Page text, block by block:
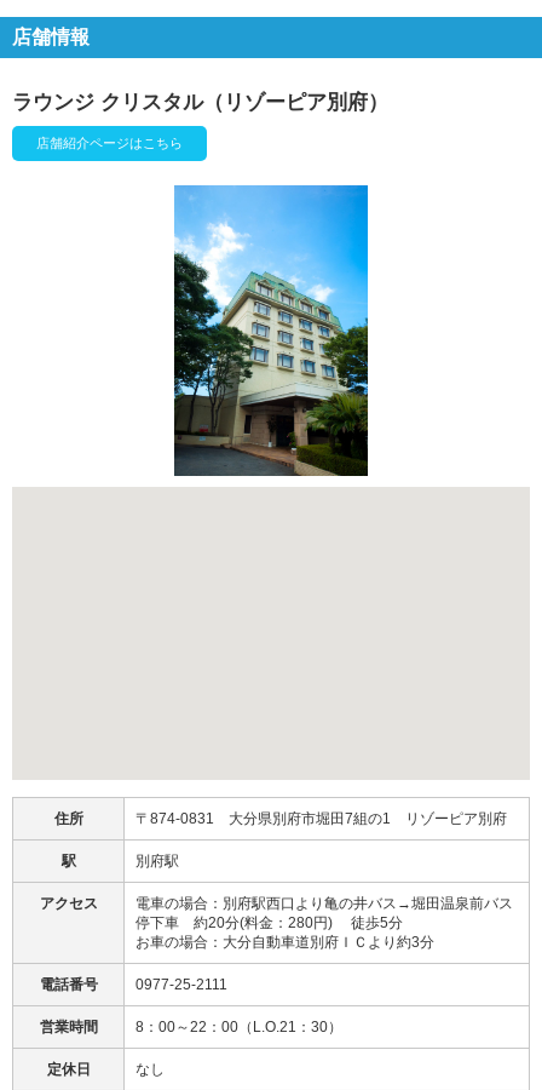
店舗情報
ラウンジ クリスタル（リゾーピア別府）
店舗紹介ページはこちら
住所 〒874-0831 大分県別府市堀田7組の1 リゾーピア別府
駅 別府駅
アクセス
電車の場合：別府駅西口より亀の井バス→堀田温泉前バス
停下車 約20分(料金：280円) 徒歩5分
お車の場合：大分自動車道別府ＩＣより約3分
電話番号 0977-25-2111
営業時間 8：00～22：00（L.O.21：30）
定休日 なし